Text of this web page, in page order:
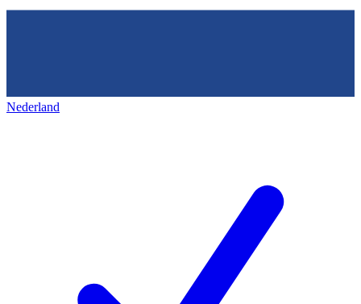
Nederland